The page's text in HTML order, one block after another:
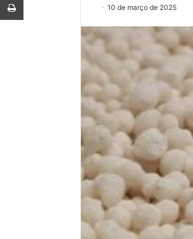
10 de março de 2025